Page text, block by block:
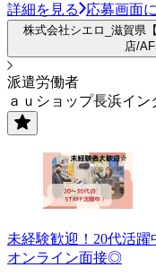
詳細を見る 応募画面
株式会社シエロ_滋賀県
店/
派遣労働者
ａｕショップ長浜イン
未経験歓迎！20代活
オンライン面接◎